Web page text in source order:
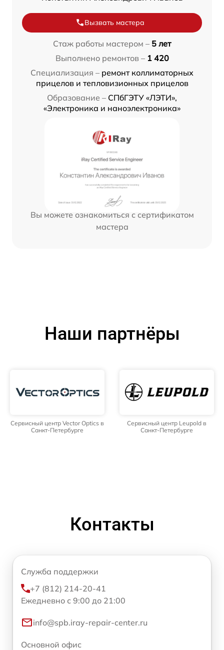
Вызвать мастера
Стаж работы мастером – 5 лет
Выполнено ремонтов – 1 420
Специализация – ремонт коллиматорных
прицелов и тепловизионных прицелов
Образование – СПбГЭТУ «ЛЭТИ»,
«Электроника и наноэлектроника»
Вы можете ознакомиться с сертификатом
мастера
Наши партнёры
Сервисный центр Vector Optics в
Санкт-Петербурге
Сервисный центр Leupold в
Санкт-Петербурге
Контакты
Служба поддержки
+7 (812) 214-20-41
Ежедневно с 9:00 до 21:00
info@spb.iray-repair-center.ru
Основной офис